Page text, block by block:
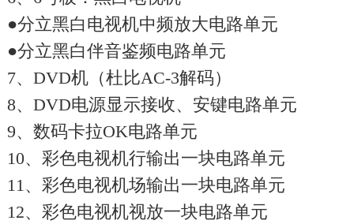
●分立黑白电视机中频放大电路单元
●分立黑白伴音鉴频电路单元
7、DVD机（杜比AC-3解码）
8、DVD电源显示接收、安键电路单元
9、数码卡拉OK电路单元
10、彩色电视机行输出一块电路单元
11、彩色电视机场输出一块电路单元
12、彩色电视机视放一块电路单元